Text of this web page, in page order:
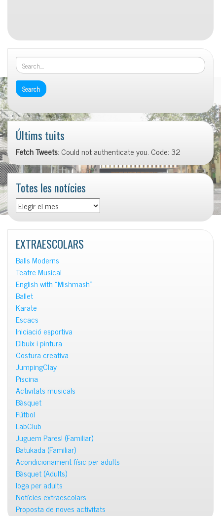
Últims tuits
Fetch Tweets: Could not authenticate you. Code: 32
Totes les notícies
Totes
les
notícies
EXTRAESCOLARS
Balls Moderns
Teatre Musical
English with «Mishmash»
Ballet
Karate
Escacs
Iniciació esportiva
Dibuix i pintura
Costura creativa
JumpingClay
Piscina
Activitats musicals
Bàsquet
Fútbol
LabClub
Juguem Pares! (Familiar)
Batukada (Familiar)
Acondicionament físic per adults
Bàsquet (Adults)
Ioga per adults
Notícies extraescolars
Proposta de noves activitats